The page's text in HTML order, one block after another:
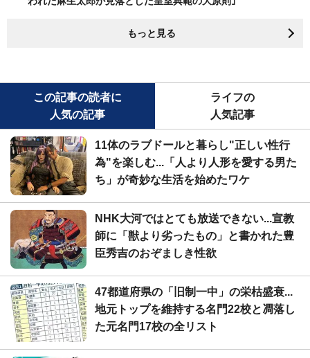
もっと見る
この記事の読者に
人気の記事
ライフの
人気記事
11体のラブドールと暮らし"正しい性行
為"を楽しむ...「人より人形を愛する男た
ち」が奇妙な生活を始めたワケ
NHK大河ではとても放送できない...宣教
師に「獣より劣ったもの」と書かれた豊
臣秀吉のおぞましき性欲
47都道府県の「旧制一中」の栄枯盛衰...
地元トップを維持する名門22校と凋落し
た元名門17校の全リスト